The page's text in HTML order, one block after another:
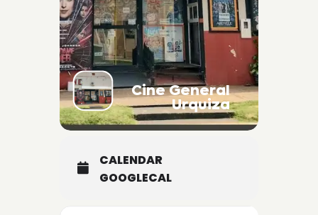
Cine General
Urquiza
CALENDAR
GOOGLECAL